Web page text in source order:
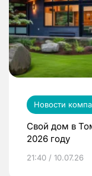
Новости
Свой дом в
2026 году
21:40 / 10.07.26